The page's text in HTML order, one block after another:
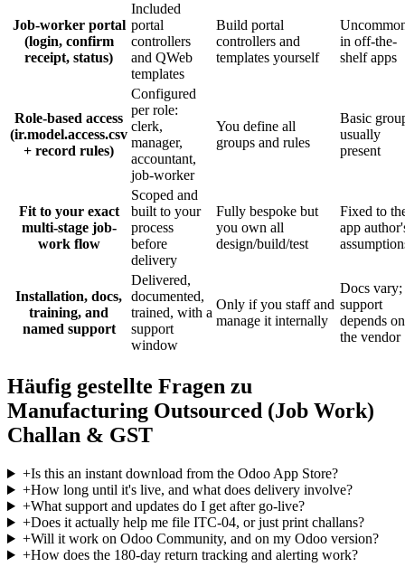
Job-worker portal
(login, confirm
receipt, status)
Included
portal
controllers
and QWeb
templates
Build portal
controllers and
templates yourself
in off-the-
shelf apps
Role-based access
(ir.model.access.csv
+ record rules)
Configured
per role:
clerk,
manager,
accountant,
job-worker
You define all
groups and rules
Basic
usually
present
Fit to your exact
multi-stage job-
work flow
Scoped and
built to your
process
before
delivery
Fully bespoke but
you own all
design/build/test
Fixed to
app
Installation, docs,
training, and
named support
Delivered,
documented,
trained, with a
support
window
Only if you staff and
manage it internally
Docs vary;
support
depends on
the vendor
Häufig gestellte Fragen zu
Manufacturing Outsourced (Job Work)
Challan & GST
+Is this an instant download from the Odoo App Store?
+How long until it's live, and what does delivery involve?
+What support and updates do I get after go-live?
+Does it actually help me file ITC-04, or just print challans?
+Will it work on Odoo Community, and on my Odoo version?
+How does the 180-day return tracking and alerting work?